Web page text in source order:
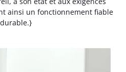
ainsi un fonctionnement fiable